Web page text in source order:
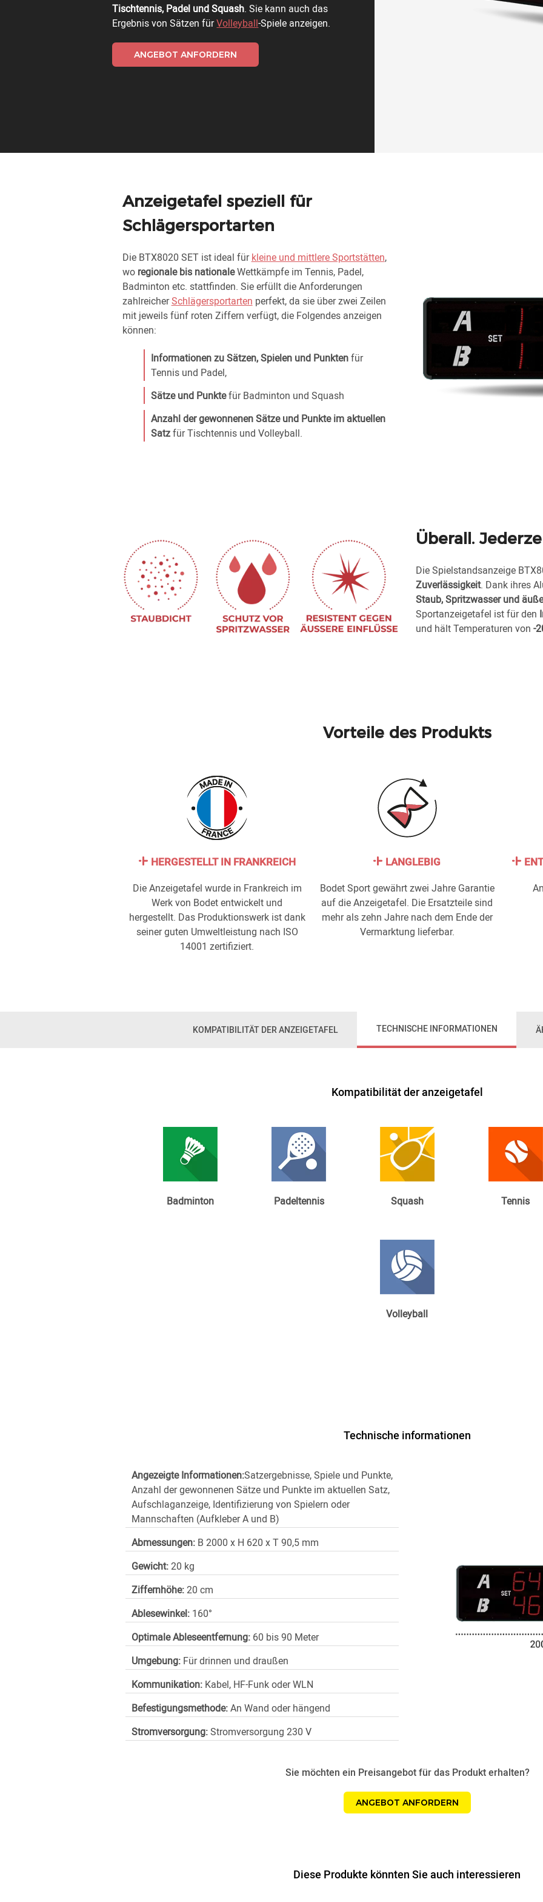
Tischtennis, Padel und Squash. Sie kann auch das
Ergebnis von Sätzen fürVolleyball-Spiele anzeigen.
ANGEBOT ANFORDERN
Anzeigetafel speziell für
Schlägersportarten
Die BTX8020 SET ist ideal fürkleine und mittlere Sportstätten,
wo regionale bis nationaleWettkämpfe im Tennis, Padel,
Badminton etc. stattfinden. Sie erfüllt die Anforderungen
zahlreicherSchlägersportarten perfekt, da sie über zwei Zeilen
mit jeweils fünf roten Ziffern verfügt, die Folgendes anzeigen
können:
Informationen zu Sätzen, Spielen und Punktenfür
Tennis und Padel,
Sätze und Punktefür Badminton und Squash
Anzahl der gewonnenen Sätze und Punkte im aktuellen
Satzfür Tischtennis und Volleyball.
Überall.
Die Spielstandsanzeige
Zuverlässigkeit. Dank ihres
Staub, Spritzwasser und
Sportanzeigetafel ist für den
und hält Temperaturen von-
Vorteile des Produkts
HERGESTELLT IN FRANKREICH
Die Anzeigetafel wurde in Frankreich im
Werk von Bodet entwickelt und
hergestellt. Das Produktionswerk ist dank
seiner guten Umweltleistung nach ISO
14001 zertifiziert.
LANGLEBIG
Bodet Sport gewährt zwei Jahre Garantie
auf die Anzeigetafel. Die Ersatzteile sind
mehr als zehn Jahre nach dem Ende der
Vermarktung lieferbar.
KOMPATIBILITÄT DER ANZEIGETAFEL TECHNISCHE INFORMATIONEN
Kompatibilität der anzeigetafel
Badminton Padeltennis Squash Tennis
Volleyball
Technische informationen
Angezeigte Informationen:Satzergebnisse, Spiele und Punkte,
Anzahl der gewonnenen Sätze und Punkte im aktuellen Satz,
Aufschlaganzeige, Identifizierung von Spielern oder
Mannschaften (Aufkleber A und B)
Abmessungen:B 2000 x H 620 x T 90,5 mm
Gewicht:20 kg
Ziffernhöhe:20 cm
Ablesewinkel:160°
Optimale Ableseentfernung:60 bis 90 Meter
Umgebung:Für drinnen und draußen
Kommunikation:Kabel, HF-Funk oder WLN
Befestigungsmethode:An Wand oder hängend
Stromversorgung:Stromversorgung 230 V
Sie möchten ein Preisangebot für das Produkt erhalten?
ANGEBOT ANFORDERN
Diese Produkte könnten Sie auch interessieren